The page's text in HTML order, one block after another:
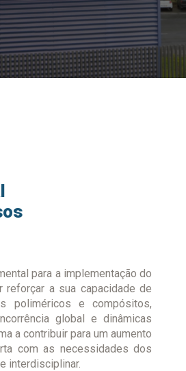
para a implementação do
reforçar a sua capacidade de
poliméricos e compósitos,
global e dinâmicas
a contribuir para um aumento
com as necessidades dos
interdisciplinar.